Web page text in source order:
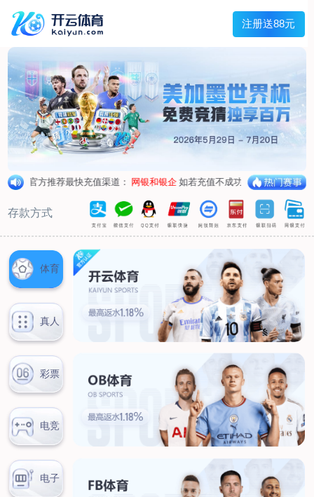
Menu
网站首页
关于我们
产品中心
荣誉资质
厂区设备
人才招聘
新闻中心
销售网点